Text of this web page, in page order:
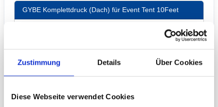
Zustimmung Details Über Cookies
Diese Webseite verwendet Cookies
GYBE Komplettdruck (Dach) für Event Tent 10Feet
399,90 € **